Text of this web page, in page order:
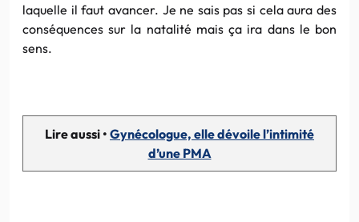
laquelle il faut avancer. Je ne sais pas si cela aura des
conséquences sur la natalité mais ça ira dans le bon
sens.
Lire aussi • Gynécologue, elle dévoile l’intimité
d’une PMA